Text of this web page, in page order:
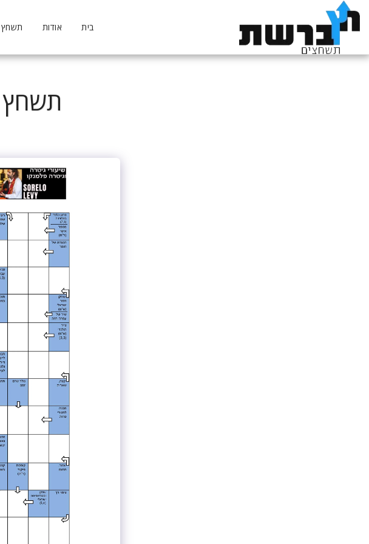
בית אודות תשחץ
תשחץ 35 רגיל 2021